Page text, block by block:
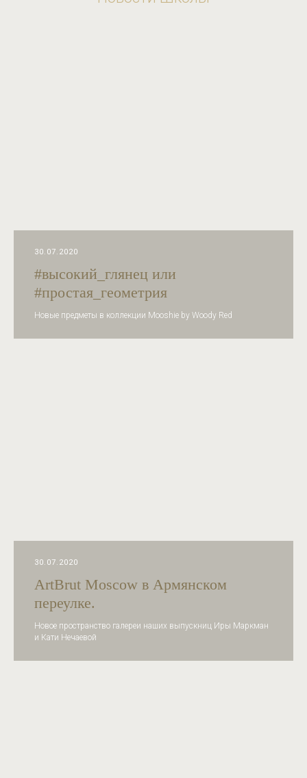
30.07.2020
#высокий_глянец или
#простая_геометрия
Новые предметы в коллекции Mooshie by Woody Red
30.07.2020
ArtBrut Moscow в Армянском
переулке.
Новое пространство галереи наших выпускниц Иры Маркман
и Кати Нечаевой